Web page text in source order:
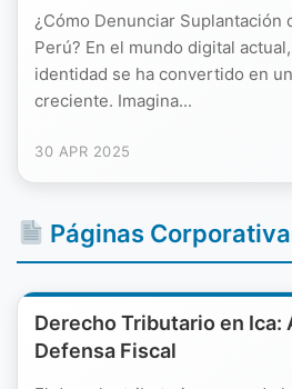
¿Cómo Denunciar Suplantación
Perú? En el mundo digital
identidad se ha convertido en
creciente. Imagina...
30 APR 2025
Páginas
Derecho Tributario en Ica:
Defensa Fiscal